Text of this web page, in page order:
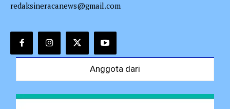
redaksineracanews@gmail.com
Anggota dari